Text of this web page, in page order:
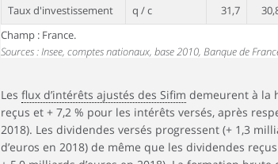
Taux d'investissement
q / c 31,7
Champ : France.
Sources : Insee, comptes nationaux, base 2010, Banque de
Les flux d’intérêts ajustés des Sifim demeurent à la
reçus et + 7,2 % pour les intérêts versés, après
2018). Les dividendes versés progressent (+ 1,3
d’euros en 2018) de même que les dividendes